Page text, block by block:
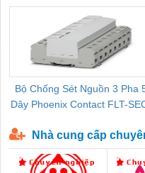
Bộ Chống Sét Nguồn 3 Pha
Dây Phoenix Contact FLT-
Nhà cung cấp